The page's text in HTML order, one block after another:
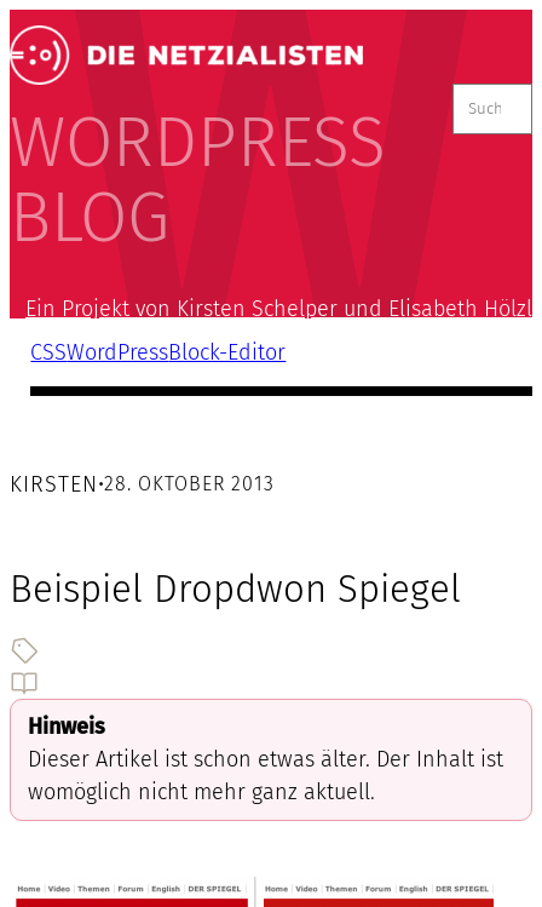
WORDPRESS
BLOG
nach:
Ein Projekt von Kirsten Schelper und Elisabeth Hölzl
CSSWordPressBlock-Editor
KIRSTEN•28. OKTOBER 2013
Beispiel Dropdwon Spiegel
Hinweis
Dieser Artikel ist schon etwas älter. Der Inhalt ist
womöglich nicht mehr ganz aktuell.